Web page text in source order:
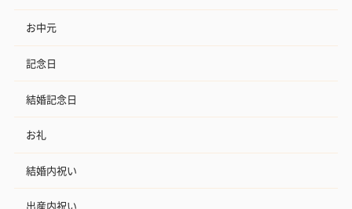
お中元
記念日
結婚記念日
お礼
結婚内祝い
出産内祝い